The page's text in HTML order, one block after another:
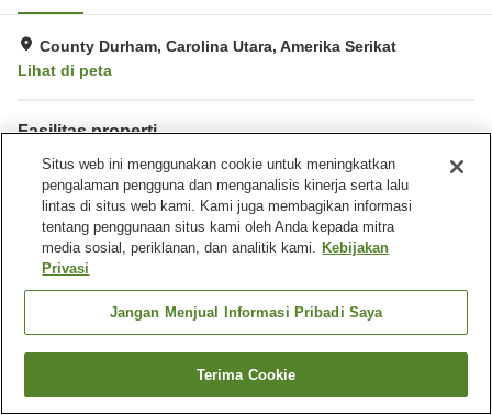
County Durham, Carolina Utara, Amerika Serikat
Lihat di peta
Fasilitas properti
Benar-benar bebas rokok
Beranda Amerika Serikat Carolina Utara
County Durham
Hilton Garden Inn Raleigh-Durham/Research Triangle Park
Cari kamar
Situs web ini menggunakan cookie untuk meningkatkan
pengalaman pengguna dan menganalisis kinerja serta lalu
lintas di situs web kami. Kami juga membagikan informasi
tentang penggunaan situs kami oleh Anda kepada mitra
media sosial, periklanan, dan analitik kami. Kebijakan
Privasi
Jangan Menjual Informasi Pribadi Saya
Terima Cookie